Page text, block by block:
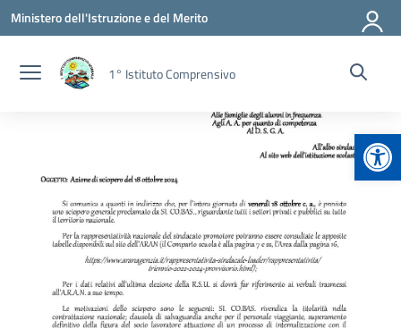
Vai ai contenuti
Vai al menu di navigazione
Vai al footer
Ministero dell'Istruzione e del Merito
1° Istituto Comprensivo